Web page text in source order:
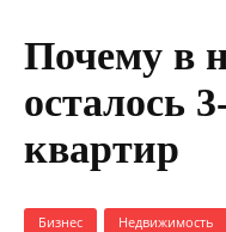
Почему в
осталось
квартир
Бизнес Недвижимость